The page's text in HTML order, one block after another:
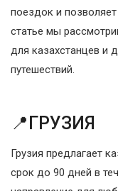
поездок и
статье мы
для казахстанцев и
путешествий.
📍ГРУЗИЯ
Грузия предлагает
срок до 90 дней в